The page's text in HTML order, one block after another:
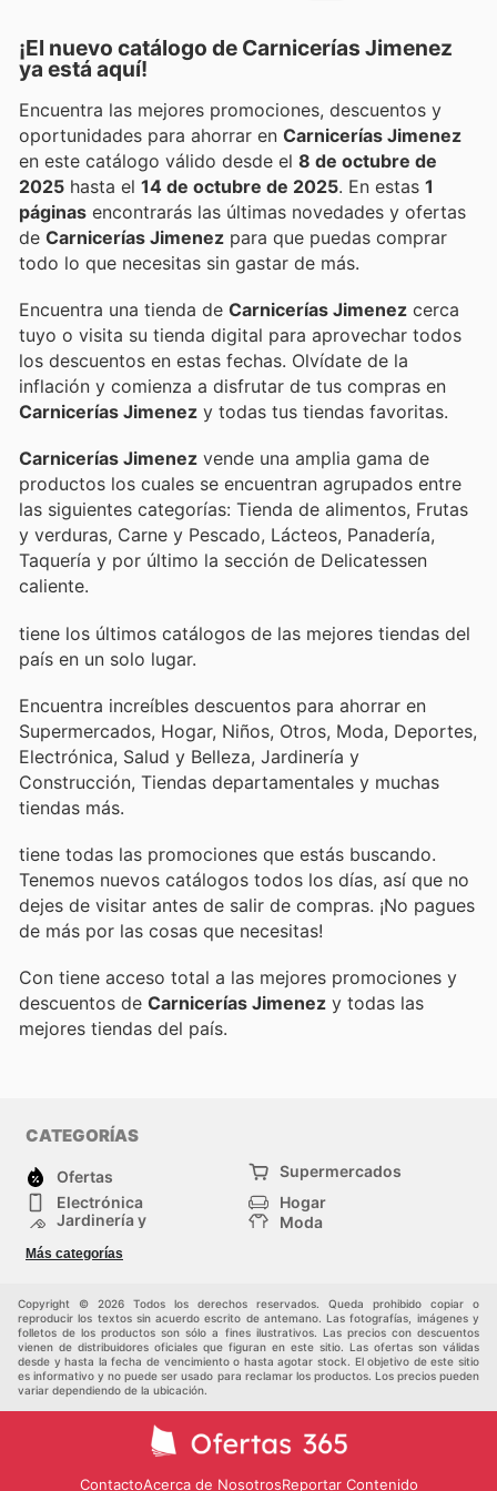
¡El nuevo catálogo de Carnicerías Jimenez
ya está aquí!
Encuentra las mejores promociones, descuentos y
oportunidades para ahorrar en Carnicerías Jimenez
en este catálogo válido desde el 8 de octubre de
2025 hasta el 14 de octubre de 2025 . En estas 1
páginas encontrarás las últimas novedades y ofertas
de Carnicerías Jimenez para que puedas comprar
todo lo que necesitas sin gastar de más.
Encuentra una tienda de Carnicerías Jimenez cerca
tuyo o visita su tienda digital para aprovechar todos
los descuentos en estas fechas. Olvídate de la
inflación y comienza a disfrutar de tus compras en
Carnicerías Jimenez y todas tus tiendas favoritas.
Carnicerías Jimenez vende una amplia gama de
productos los cuales se encuentran agrupados entre
las siguientes categorías: Tienda de alimentos, Frutas
y verduras, Carne y Pescado, Lácteos, Panadería,
Taquería y por último la sección de Delicatessen
caliente.
tiene los últimos catálogos de las mejores tiendas del
país en un solo lugar.
Encuentra increíbles descuentos para ahorrar en
Supermercados, Hogar, Niños, Otros, Moda, Deportes,
Electrónica, Salud y Belleza, Jardinería y
Construcción, Tiendas departamentales y muchas
tiendas más.
tiene todas las promociones que estás buscando.
Tenemos nuevos catálogos todos los días, así que no
dejes de visitar antes de salir de compras. ¡No pagues
de más por las cosas que necesitas!
Con tiene acceso total a las mejores promociones y
descuentos de Carnicerías Jimenez y todas las
mejores tiendas del país.
CATEGORÍAS
Ofertas
Supermercados
Electrónica
Hogar
Jardinería y
Moda
Tiendas
departamentales
Otros
Más categorías
Copyright © 2026 Todos los derechos reservados. Queda prohibido copiar o
reproducir los textos sin acuerdo escrito de antemano. Las fotografías, imágenes y
folletos de los productos son sólo a fines ilustrativos. Las precios con descuentos
vienen de distribuidores oficiales que figuran en este sitio. Las ofertas son válidas
desde y hasta la fecha de vencimiento o hasta agotar stock. El objetivo de este sitio
es informativo y no puede ser usado para reclamar los productos. Los precios pueden
variar dependiendo de la ubicación.
ContactoAcerca de NosotrosReportar Contenido